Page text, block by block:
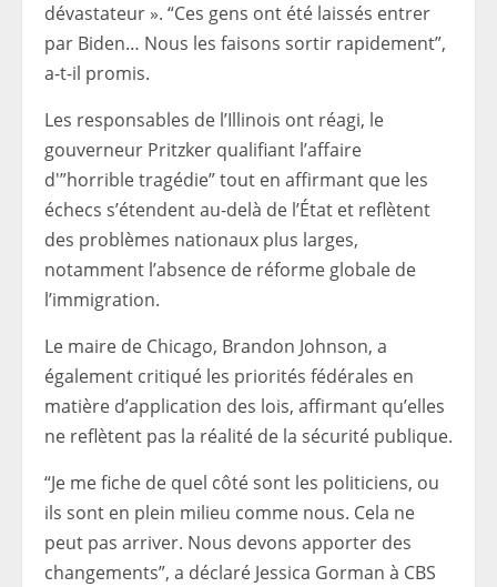
dévastateur ». “Ces gens ont été laissés entrer
par Biden… Nous les faisons sortir rapidement”,
a-t-il promis.
Les responsables de l’Illinois ont réagi, le
gouverneur Pritzker qualifiant l’affaire
d'”horrible tragédie” tout en affirmant que les
échecs s’étendent au-delà de l’État et reflètent
des problèmes nationaux plus larges,
notamment l’absence de réforme globale de
l’immigration.
Le maire de Chicago, Brandon Johnson, a
également critiqué les priorités fédérales en
matière d’application des lois, affirmant qu’elles
ne reflètent pas la réalité de la sécurité publique.
“Je me fiche de quel côté sont les politiciens, ou
ils sont en plein milieu comme nous. Cela ne
peut pas arriver. Nous devons apporter des
changements”, a déclaré Jessica Gorman à CBS